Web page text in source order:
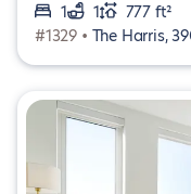
1
1
777 ft²
#1329 • The Harris,